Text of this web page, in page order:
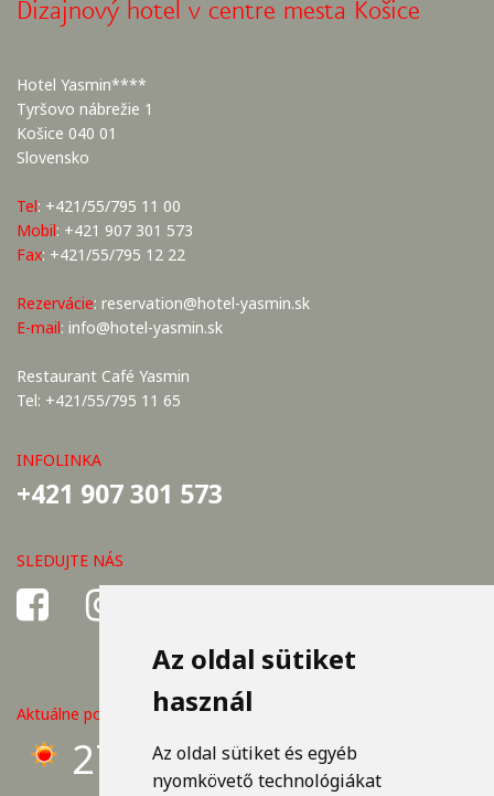
Az oldal sütiket
használ
Az oldal sütiket és egyéb
nyomkövető technológiákat
Dizajnový hotel v centre mesta Košice
Hotel Yasmin****
Tyršovo nábrežie 1
Košice 040 01
Slovensko
Tel: +421/55/795 11 00
Mobil: +421 907 301 573
Fax: +421/55/795 12 22
Rezervácie: reservation@hotel-yasmin.sk
E-mail: info@hotel-yasmin.sk
Restaurant Café Yasmin
Tel: +421/55/795 11 65
INFOLINKA
+421 907 301 573
SLEDUJTE NÁS
Aktuálne počasie v Košiciach
27°C